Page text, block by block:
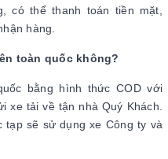
có thể thanh toán tiền mặt,
hàng.
toàn quốc không?
bằng hình thức COD với
xe tải về tận nhà Quý Khách.
sẽ sử dụng xe Công ty và